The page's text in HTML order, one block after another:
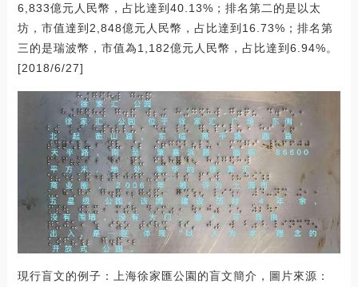
6,833億元人民幣，占比達到40.13%；排名第二的是以太
坊，市值達到2,848億元人民幣，占比達到16.73%；排名第
三的是瑞波幣，市值為1,182億元人民幣，占比達到6.94%。
[2018/6/27]
現行盲文的例子：上海徐家匯公園的盲文簡介，圖片來源：